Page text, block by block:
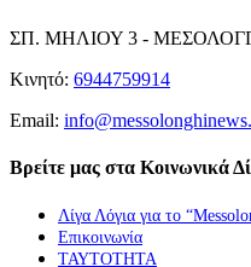
ΣΠ. ΜΗΛΙΟΥ 3 -
Κινητό: 6944759914
Email:
Βρείτε μας στα Κοινωνικά
Λίγα Λόγια για το
Επικοινωνία
ΤΑΥΤΟΤΗΤΑ